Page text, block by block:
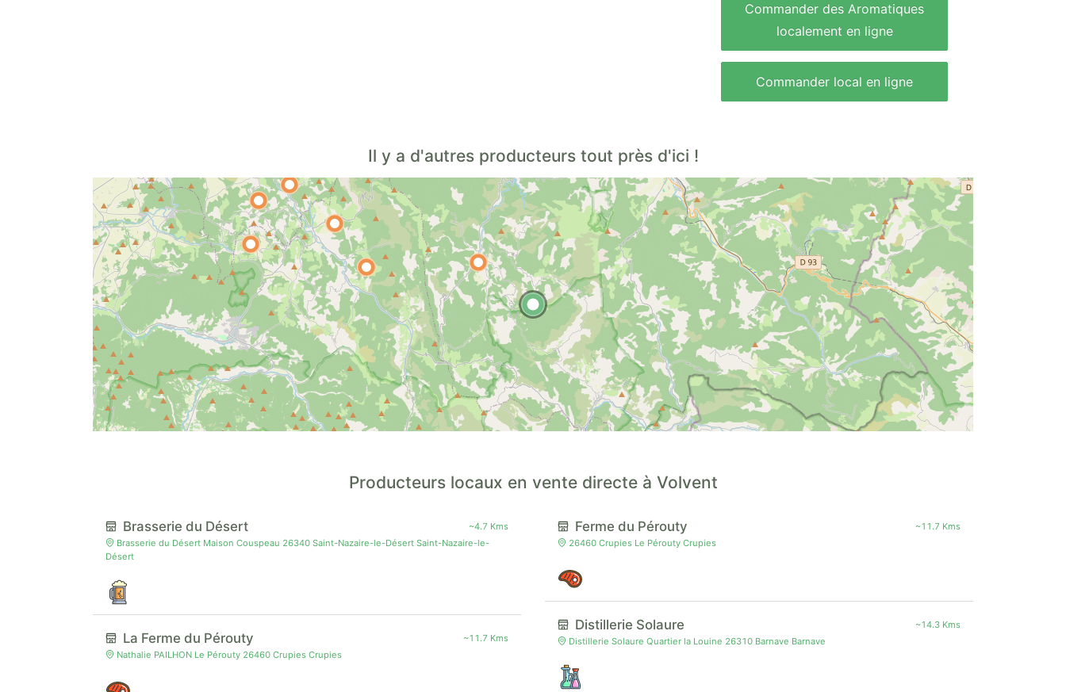
Commander des Aromatiques
localement en ligne
Commander local en ligne
Il y a d'autres producteurs tout près d'ici !
Producteurs locaux en vente directe à Volvent
Brasserie du Désert
~4.7 Kms
Brasserie du Désert Maison Couspeau 26340 Saint-Nazaire-le-Désert Saint-Nazaire-le-
Désert
La Ferme du Pérouty
~11.7 Kms
Nathalie PAILHON Le Pérouty 26460 Crupies Crupies
Ferme du Pérouty
~11.7 Kms
26460 Crupies Le Pérouty Crupies
Distillerie Solaure
~14.3 Kms
Distillerie Solaure Quartier la Louine 26310 Barnave Barnave